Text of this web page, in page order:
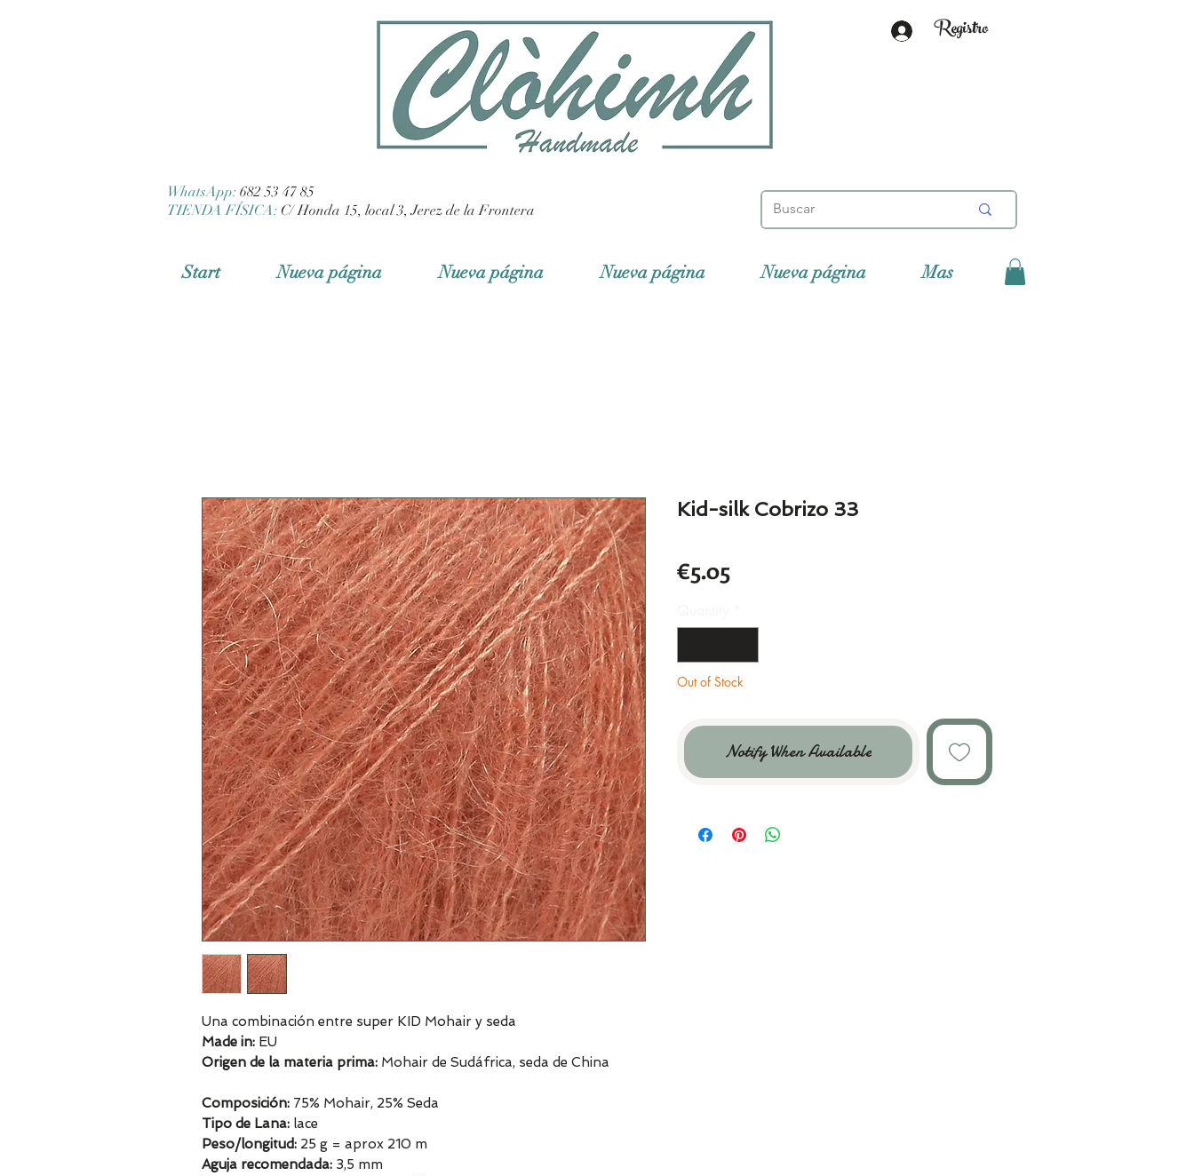
Registro
WhatsApp: 682 53 47 85
TIENDA FÍSICA: C/ Honda 15, local 3, Jerez de la Frontera
Start Nueva página Nueva página Nueva página Nueva página Mas
Una combinación entre super KID Mohair y seda
Made in: EU
Origen de la materia prima: Mohair de Sudáfrica, seda de China
Composición: 75% Mohair, 25% Seda
Tipo de Lana: lace
Peso/longitud: 25 g = aprox 210 m
Aguja recomendada: 3,5 mm
Kid-silk Cobrizo 33
€5.05Price
Out of Stock
Notify When Available